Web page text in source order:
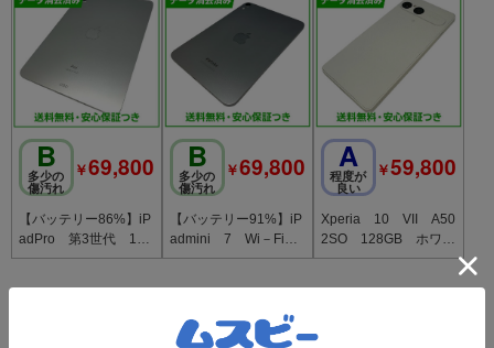
B
多少の
傷汚れ
￥69,800
【バッテリー86%】iP
adPro 第3世代 11
インチ Wi－Fi 128
B
多少の
傷汚れ
￥69,800
【バッテリー91%】iP
admini 7 Wi－Fi
128GB スペースグレ
A
程度が
良い
￥59,800
Xperia 10 VII A50
2SO 128GB ホワイ
ト SIMフリー ソフ